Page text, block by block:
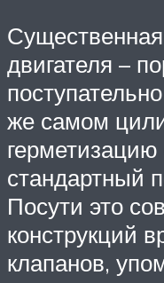
Существенная
двигателя –
же самом
стандартный
Посути это
конструкций
клапанов,